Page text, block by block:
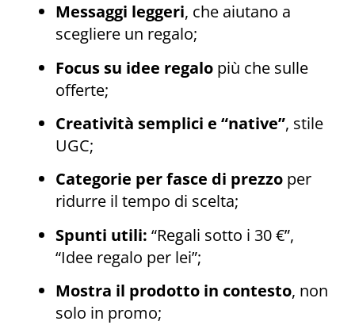
Messaggi leggeri, che aiutano a
scegliere un regalo;
Focus su idee regalo più che sulle
offerte;
Creatività semplici e “native”, stile
UGC;
Categorie per fasce di prezzo per
ridurre il tempo di scelta;
Spunti utili: “Regali sotto i 30 €”,
“Idee regalo per lei”;
Mostra il prodotto in contesto, non
solo in promo;